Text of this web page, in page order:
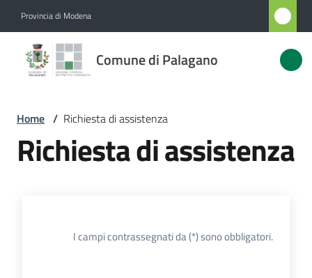
Provincia di Modena
Comune di Palagano
Comune
di
Amministrazione
Home / Richiesta di assistenza
Richiesta di assistenza
I campi contrassegnati da (*) sono obbligatori.